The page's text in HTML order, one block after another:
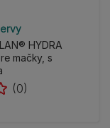
HYDRA
mačky, s
(0)